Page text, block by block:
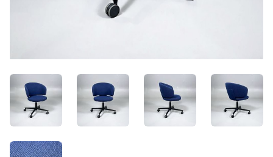
5cF_VNyrzw-Q.jpeg6xWgB-dFRHGH.jpegNbi4dUJnfK6z.jpeg
8sTugQT7O9nO.jpeg